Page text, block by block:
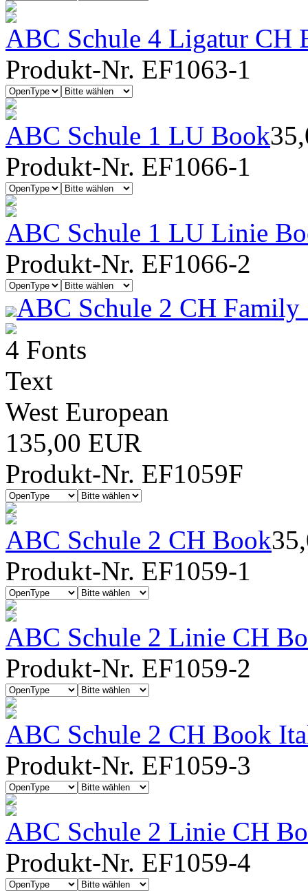
ABC Schule 4 Ligatur CH
Produkt-Nr. EF1063-1
ABC Schule 1 LU Book
Produkt-Nr. EF1066-1
ABC Schule 1 LU Linie
Produkt-Nr. EF1066-2
ABC Schule 2 CH Family
4 Fonts
Text
West European
135,00 EUR
Produkt-Nr. EF1059F
ABC Schule 2 CH Book
Produkt-Nr. EF1059-1
ABC Schule 2 Linie CH
Produkt-Nr. EF1059-2
ABC Schule 2 CH Book
Produkt-Nr. EF1059-3
ABC Schule 2 Linie CH
Produkt-Nr. EF1059-4